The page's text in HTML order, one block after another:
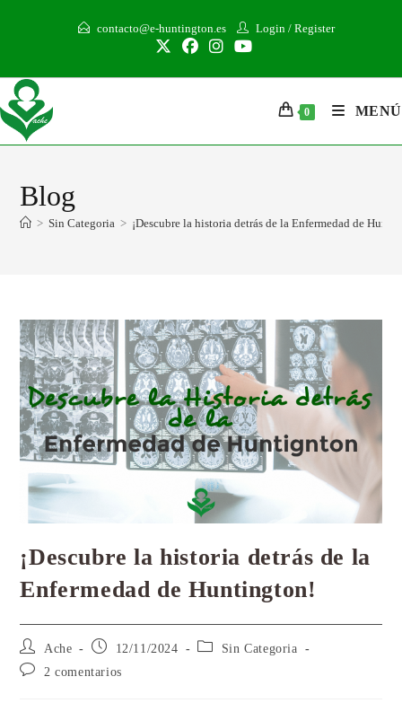
contacto@e-huntington.es Login / Register
0 MENÚ
Blog
> Sin Categoria > ¡Descubre la historia detrás de la Enfermedad de
¡Descubre la historia detrás de la
Enfermedad de Huntington!
Ache 12/11/2024
Sin Categoria
2 comentarios